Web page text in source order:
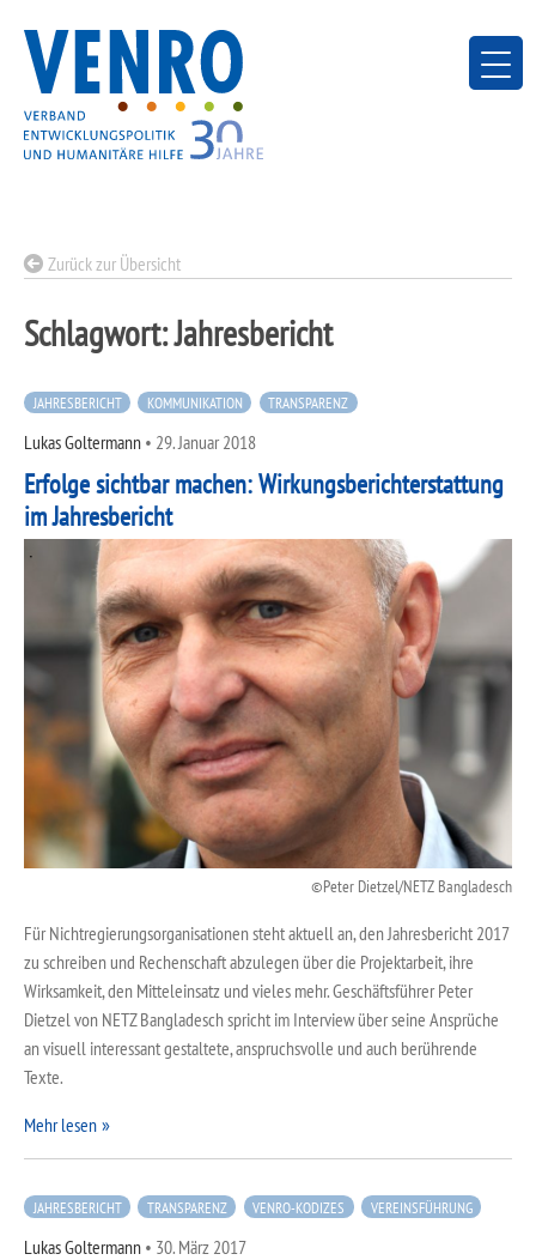
content
Zurück zur Übersicht
Schlagwort:Jahresbericht
JAHRESBERICHT KOMMUNIKATION TRANSPARENZ
Lukas Goltermann • 29. Januar 2018
Erfolge sichtbar machen: Wirkungsberichterstattung
im Jahresbericht
Peter Dietzel/NETZ Bangladesch
Für Nichtregierungsorganisationen steht aktuell an, den Jahresbericht 2017
zu schreiben und Rechenschaft abzulegen über die Projektarbeit, ihre
Wirksamkeit, den Mitteleinsatz und vieles mehr. Geschäftsführer Peter
Dietzel von NETZ Bangladesch spricht im Interview über seine Ansprüche
an visuell interessant gestaltete, anspruchsvolle und auch berührende
Texte.
Mehr lesen
JAHRESBERICHT TRANSPARENZ VENRO-KODIZES VEREINSFÜHRUNG
Lukas Goltermann • 30. März 2017